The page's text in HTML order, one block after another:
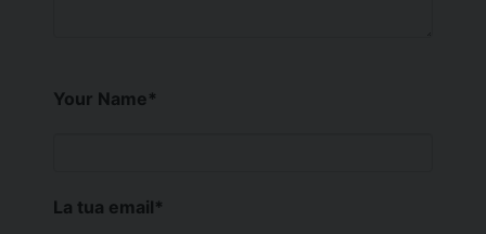
Your Name*
La tua email*